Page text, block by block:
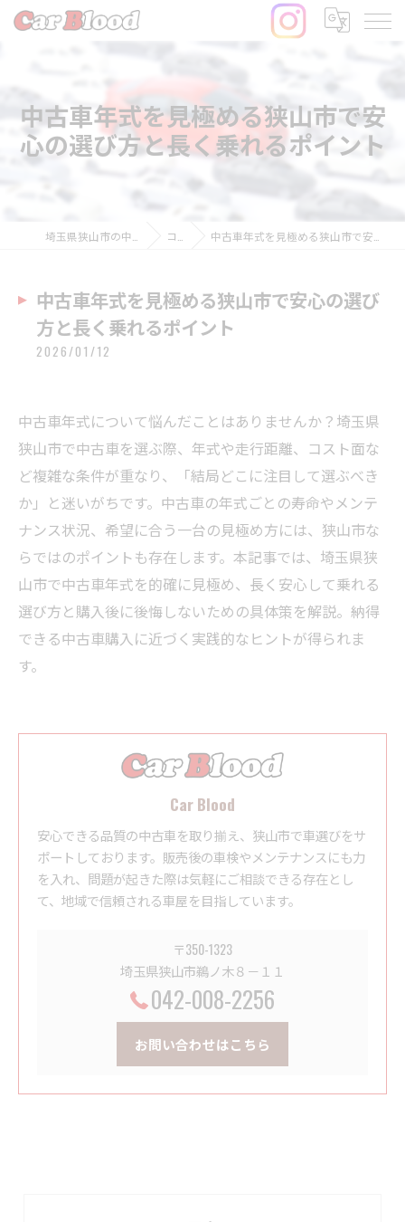
中古車年式を見極める狭山市で安
心の選び方と長く乗れるポイント
コラム 中古車年式を見極める狭山市で安心の選び方と長く乗れるポイント
中古車年式を見極める狭山市で安心の選び
方と長く乗れるポイント
2026/01/12
中古車年式について悩んだことはありませんか？埼玉県
狭山市で中古車を選ぶ際、年式や走行距離、コスト面な
ど複雑な条件が重なり、「結局どこに注目して選ぶべき
か」と迷いがちです。中古車の年式ごとの寿命やメンテ
ナンス状況、希望に合う一台の見極め方には、狭山市な
らではのポイントも存在します。本記事では、埼玉県狭
山市で中古車年式を的確に見極め、長く安心して乗れる
選び方と購入後に後悔しないための具体策を解説。納得
できる中古車購入に近づく実践的なヒントが得られま
す。
Car Blood
安心できる品質の中古車を取り揃え、狭山市で車選びをサ
ポートしております。販売後の車検やメンテナンスにも力
を入れ、問題が起きた際は気軽にご相談できる存在とし
て、地域で信頼される車屋を目指しています。
〒350-1323
埼玉県狭山市鵜ノ木８－１１
042-008-2256
お問い合わせはこちら